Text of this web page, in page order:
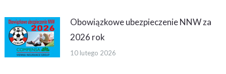
Obowiązkowe ubezpieczenie NNW za
2026 rok
10 lutego 2026